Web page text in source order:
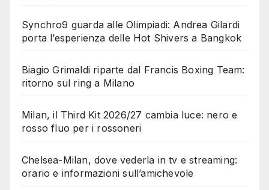
Synchro9 guarda alle Olimpiadi: Andrea Gilardi
porta l’esperienza delle Hot Shivers a Bangkok
Biagio Grimaldi riparte dal Francis Boxing Team:
ritorno sul ring a Milano
Milan, il Third Kit 2026/27 cambia luce: nero e
rosso fluo per i rossoneri
Chelsea-Milan, dove vederla in tv e streaming:
orario e informazioni sull’amichevole